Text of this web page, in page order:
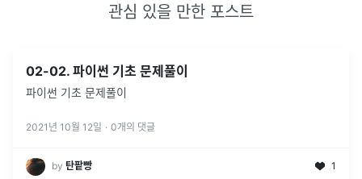
관심 있을 만한 포스트
02-02. 파이썬 기초 문제풀이
파이썬 기초 문제풀이
2021년 10월 12일 · 0개의 댓글
by 탄팥빵 1